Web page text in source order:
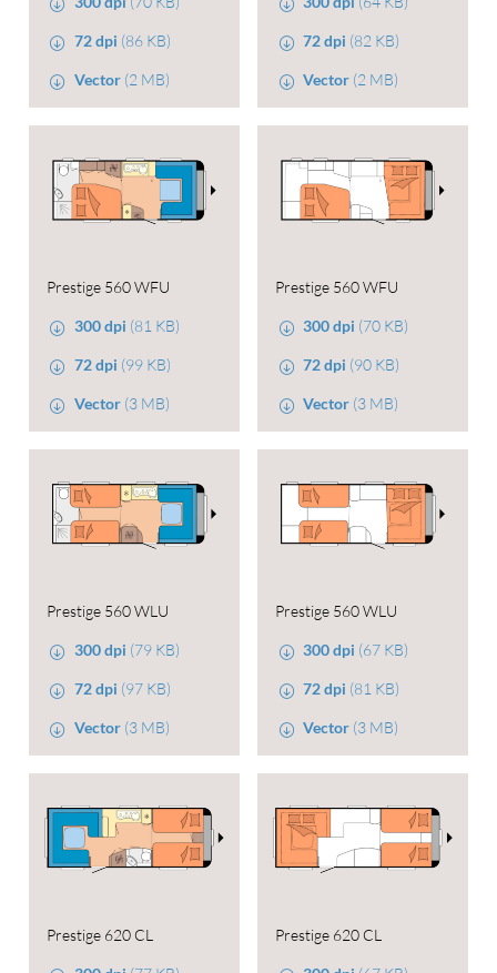
72 dpi (86 KB)
Vector (2 MB)
72 dpi (82 KB)
Vector (2 MB)
Prestige 560 WFU
300 dpi (81 KB)
72 dpi (99 KB)
Vector (3 MB)
Prestige 560 WFU
300 dpi (70 KB)
72 dpi (90 KB)
Vector (3 MB)
Prestige 560 WLU
300 dpi (79 KB)
72 dpi (97 KB)
Vector (3 MB)
Prestige 560 WLU
300 dpi (67 KB)
72 dpi (81 KB)
Vector (3 MB)
Prestige 620 CL Prestige 620 CL